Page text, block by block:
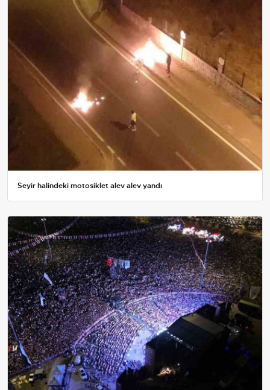
Seyir halindeki motosiklet alev alev yandı